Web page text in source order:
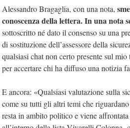
Alessandro Bragaglia, con una nota,
conoscenza della lettera. In una nota
sottoscritto né dato il consenso su una
di sostituzione dell’assessore della
qualsiasi chat non certo presente sul
per accertare chi ha diffuso una notizia
E ancora: «Qualsiasi valutazione sulla
come su tutti gli altri temi che
resta in ambito politico e viene